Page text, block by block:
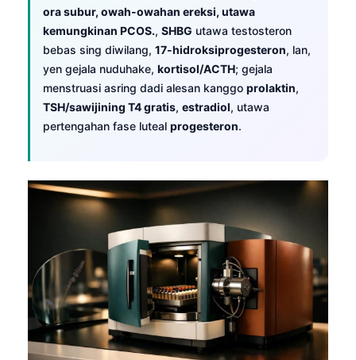
ora subur, owah-owahan ereksi, utawa
kemungkinan PCOS., SHBG utawa testosteron
bebas sing diwilang, 17-hidroksiprogesteron, lan,
yen gejala nuduhake, kortisol/ACTH; gejala
menstruasi asring dadi alesan kanggo prolaktin,
TSH/sawijining T4 gratis, estradiol, utawa
pertengahan fase luteal progesteron.
Русский
Lietuvių kalba
Polski
한국어
Slovenščina
Magyar
Shqip
मराठी
తెలుగు
தமிழ்
ગુજરાતી
ಕನ್ನಡ